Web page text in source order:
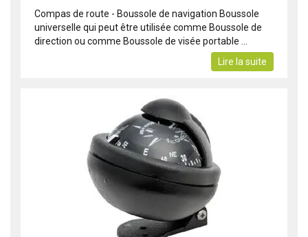
Compas de route - Boussole de navigation Boussole
universelle qui peut être utilisée comme Boussole de
direction ou comme Boussole de visée portable ...
Lire la suite